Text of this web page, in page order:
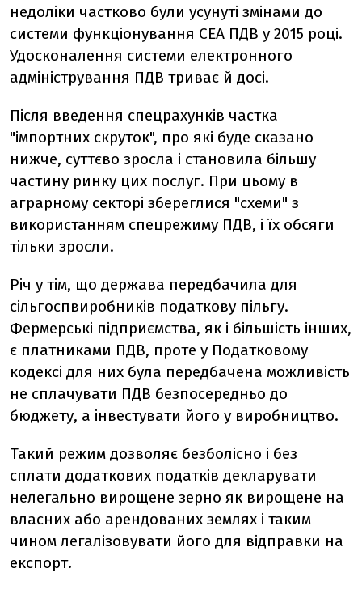
недоліки частково були усунуті змінами до
системи функціонування СЕА ПДВ у 2015 році.
Удосконалення системи електронного
адміністрування ПДВ триває й досі.
Після введення спецрахунків частка
"імпортних скруток", про які буде сказано
нижче, суттєво зросла і становила більшу
частину ринку цих послуг. При цьому в
аграрному секторі збереглися "схеми" з
використанням спецрежиму ПДВ, і їх обсяги
тільки зросли.
Річ у тім, що держава передбачила для
сільгоспвиробників податкову пільгу.
Фермерські підприємства, як і більшість інших,
є платниками ПДВ, проте у Податковому
кодексі для них була передбачена можливість
не сплачувати ПДВ безпосередньо до
бюджету, а інвестувати його у виробництво.
Такий режим дозволяє безболісно і без
сплати додаткових податків декларувати
нелегально вирощене зерно як вирощене на
власних або арендованих землях і таким
чином легалізовувати його для відправки на
експорт.